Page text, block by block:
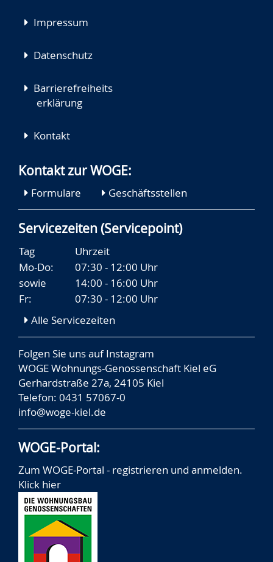
Impressum
Datenschutz
Barrierefreiheits
erklärung
Kontakt
Kontakt zur WOGE:
Formulare Geschäftsstellen
Servicezeiten (Servicepoint)
Tag
Uhrzeit
Mo-Do:
07:30 - 12:00 Uhr
sowie
14:00 - 16:00 Uhr
Fr:
07:30 - 12:00 Uhr
Alle Servicezeiten
Folgen Sie uns aufInstagram
WOGE Wohnungs-Genossenschaft Kiel eG
Gerhardstraße 27a, 24105 Kiel
Telefon: 0431 57067-0
info@woge-kiel.de
WOGE-Portal:
Zum WOGE-Portal - registrieren und anmelden.
Klick hier